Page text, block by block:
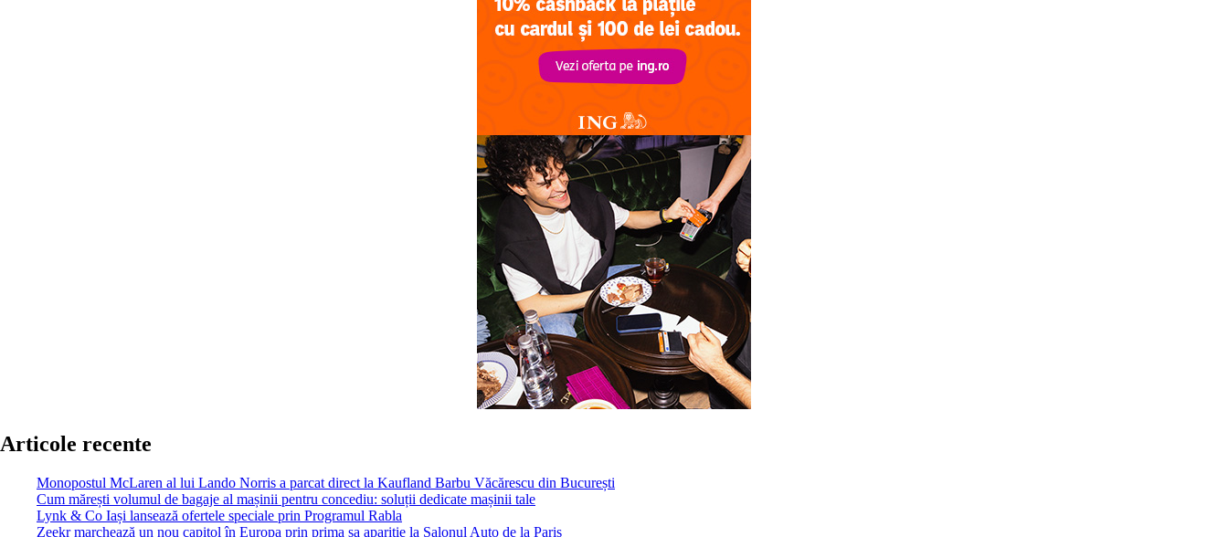
Articole recente
Monopostul McLaren al lui Lando Norris a parcat direct la Kaufland Barbu Văcărescu din București
Cum mărești volumul de bagaje al mașinii pentru concediu: soluții dedicate mașinii tale
Lynk & Co Iași lansează ofertele speciale prin Programul Rabla
Zeekr marchează un nou capitol în Europa prin prima sa apariție la Salonul Auto de la Paris